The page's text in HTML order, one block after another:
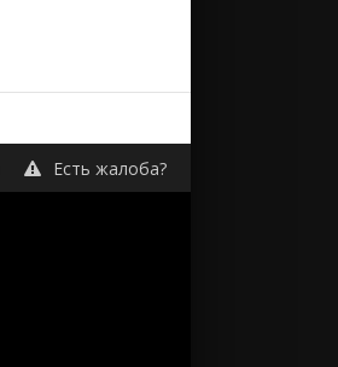
Есть жалоба?